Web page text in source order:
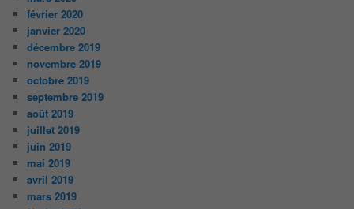
février 2020
janvier 2020
décembre 2019
novembre 2019
octobre 2019
septembre 2019
août 2019
juillet 2019
juin 2019
mai 2019
avril 2019
mars 2019